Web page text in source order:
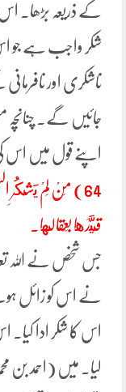
کے ذریعہ بڑھا۔
شکر واجب ہے جو
ناشکری اور
جائیں گے۔
اپنے قول میں اس
64) مَنْ لَمْ يَشْكُرِ
قَيَّدَها بِعِقالِها.
جس شخص نے اللہ
نے اس کو زائل
اس کا شکر ادا
لیا۔ میں (احمد بن